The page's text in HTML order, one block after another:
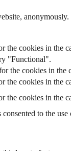
anonymously.
the cookies in the
"Functional".
the cookies in the
the cookies in the
the cookies in the
to the